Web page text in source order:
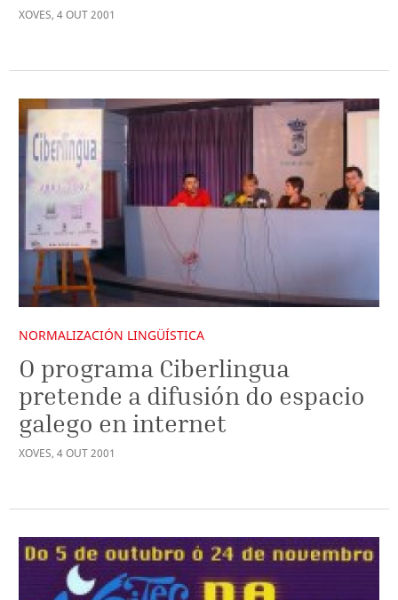
XOVES, 4OUT2001
NORMALIZACIÓN LINGÜÍSTICA
O programa Ciberlingua
pretende a difusión do espacio
galego en internet
XOVES, 4OUT2001